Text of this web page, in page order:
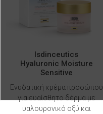
Isdinceutics
Hyaluronic Moisture
Sensitive
Ενυδατική κρέμα προσώπου
για ευαίσθητο δέρμα με
υαλουρονικό οξύ και